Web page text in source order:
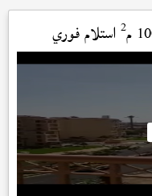
2 استلام فوري